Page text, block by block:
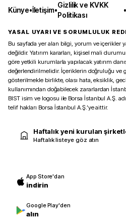
Künye•İletişim•
Gizlilik ve KVKK
Politikası
•
YASAL UYARI VE SORUMLULUK
Bu sayfada yer alan bilgi, yorum ve içerikler
değildir. Yatırım kararları, kişisel mali
göre yetkili kurumlarla yapılacak yatırım
değerlendirilmelidir. İçeriklerin doğruluğu ve
gösterilmekle birlikte, olası hata, eksiklik,
kullanımından doğabilecek zararlardan
BIST isim ve logosu ile Borsa İstanbul A.Ş.
telif hakları Borsa İstanbul A.Ş.’ye aittir.
Haftalık yeni kurulan
Haftalık listeye göz atın
App Store'dan
indirin
Google Play'den
alın